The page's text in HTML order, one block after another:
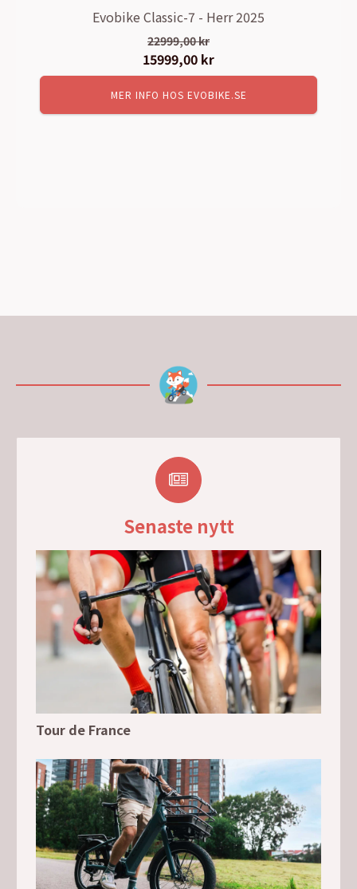
Evobike Classic-7 - Herr 2025
22999,00kr
Det
ursprungliga
priset
var:
15999,00 kr
nuvarande
priset
är:
MER INFO HOS EVOBIKE.SE
Senaste nytt
Tour de France